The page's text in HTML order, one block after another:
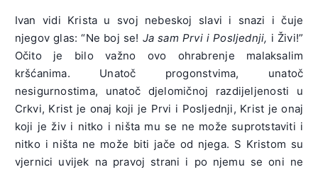
Ivan vidi Krista u svoj nebeskoj slavi i snazi i čuje
njegov glas: “Ne boj se! Ja sam Prvi i Posljednji, i Živi!”
Očito je bilo važno ovo ohrabrenje malaksalim
kršćanima. Unatoč progonstvima, unatoč
nesigurnostima, unatoč djelomičnoj razdijeljenosti u
Crkvi, Krist je onaj koji je Prvi i Posljednji, Krist je onaj
koji je živ i nitko i ništa mu se ne može suprotstaviti i
nitko i ništa ne može biti jače od njega. S Kristom su
vjernici uvijek na pravoj strani i po njemu se oni ne